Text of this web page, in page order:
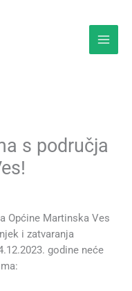
s područja
Općine Martinska Ves
i zatvaranja
godine neće